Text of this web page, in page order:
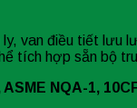
van điều tiết lưu
tích hợp sẵn bộ
ASME NQA-1,